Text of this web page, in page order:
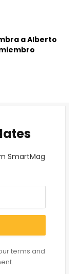
a Alberto
SmartMag
terms and